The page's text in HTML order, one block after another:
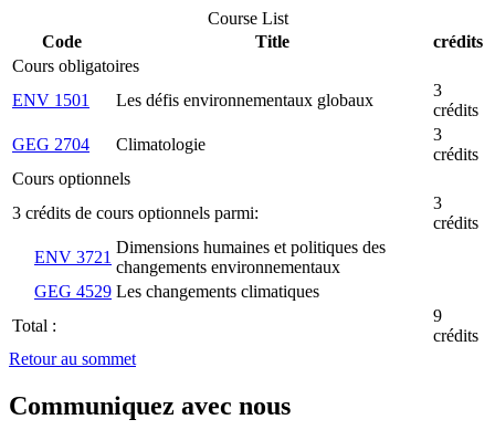
Course List
Code
Title
crédits
Cours obligatoires
ENV 1501
Les défis environnementaux globaux
3
crédits
GEG 2704
Climatologie
3
crédits
Cours optionnels
3 crédits de cours optionnels parmi:
3
crédits
ENV 3721
Dimensions humaines et politiques des
changements environnementaux
GEG 4529 Les changements climatiques
Total :
9
crédits
Retour au sommet
Communiquez avec nous